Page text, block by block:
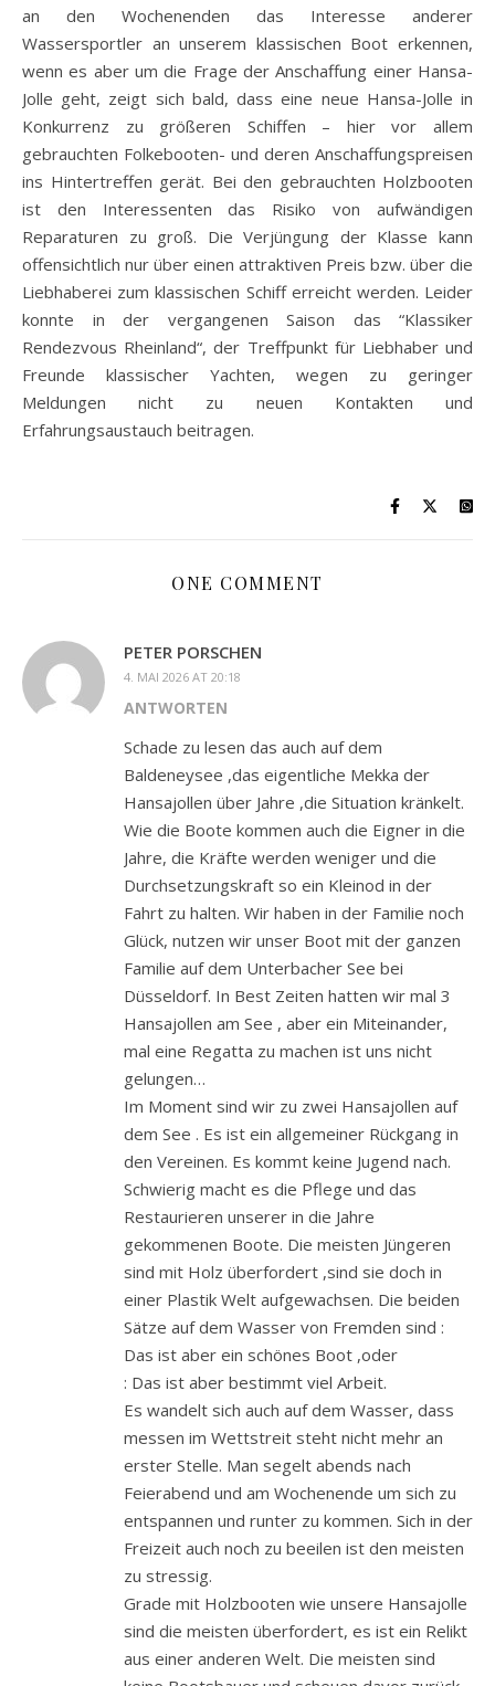
an den Wochenenden das Interesse anderer
Wassersportler an unserem klassischen Boot erkennen,
wenn es aber um die Frage der Anschaffung einer Hansa-
Jolle geht, zeigt sich bald, dass eine neue Hansa-Jolle in
Konkurrenz zu größeren Schiffen – hier vor allem
gebrauchten Folkebooten- und deren Anschaffungspreisen
ins Hintertreffen gerät. Bei den gebrauchten Holzbooten
ist den Interessenten das Risiko von aufwändigen
Reparaturen zu groß. Die Verjüngung der Klasse kann
offensichtlich nur über einen attraktiven Preis bzw. über die
Liebhaberei zum klassischen Schiff erreicht werden. Leider
konnte in der vergangenen Saison das “Klassiker
Rendezvous Rheinland“, der Treffpunkt für Liebhaber und
Freunde klassischer Yachten, wegen zu geringer
Meldungen nicht zu neuen Kontakten und
Erfahrungsaustauch beitragen.
ONE COMMENT
PETER PORSCHEN
4. MAI 2026 AT 20:18
ANTWORTEN
Schade zu lesen das auch auf dem
Baldeneysee ,das eigentliche Mekka der
Hansajollen über Jahre ,die Situation kränkelt.
Wie die Boote kommen auch die Eigner in die
Jahre, die Kräfte werden weniger und die
Durchsetzungskraft so ein Kleinod in der
Fahrt zu halten. Wir haben in der Familie noch
Glück, nutzen wir unser Boot mit der ganzen
Familie auf dem Unterbacher See bei
Düsseldorf. In Best Zeiten hatten wir mal 3
Hansajollen am See , aber ein Miteinander,
mal eine Regatta zu machen ist uns nicht
gelungen…
Im Moment sind wir zu zwei Hansajollen auf
dem See . Es ist ein allgemeiner Rückgang in
den Vereinen. Es kommt keine Jugend nach.
Schwierig macht es die Pflege und das
Restaurieren unserer in die Jahre
gekommenen Boote. Die meisten Jüngeren
sind mit Holz überfordert ,sind sie doch in
einer Plastik Welt aufgewachsen. Die beiden
Sätze auf dem Wasser von Fremden sind :
Das ist aber ein schönes Boot ,oder
: Das ist aber bestimmt viel Arbeit.
Es wandelt sich auch auf dem Wasser, dass
messen im Wettstreit steht nicht mehr an
erster Stelle. Man segelt abends nach
Feierabend und am Wochenende um sich zu
entspannen und runter zu kommen. Sich in der
Freizeit auch noch zu beeilen ist den meisten
zu stressig.
Grade mit Holzbooten wie unsere Hansajolle
sind die meisten überfordert, es ist ein Relikt
aus einer anderen Welt. Die meisten sind